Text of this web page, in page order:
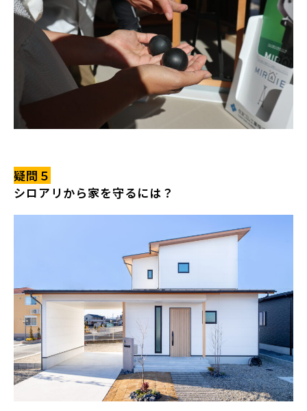
疑問５
シロアリから家を守るには？